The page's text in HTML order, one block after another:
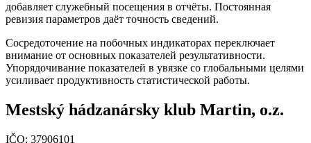
добавляет служебный посещения в отчёты. Постоянная
ревизия параметров даёт точность сведений.
Сосредоточение на побочных индикаторах переключает
внимание от основных показателей результативности.
Упорядочивание показателей в увязке со глобальными целями
усиливает продуктивность статистической работы.
Mestský hádzanársky klub Martin, o.z.
IČO: 37906101